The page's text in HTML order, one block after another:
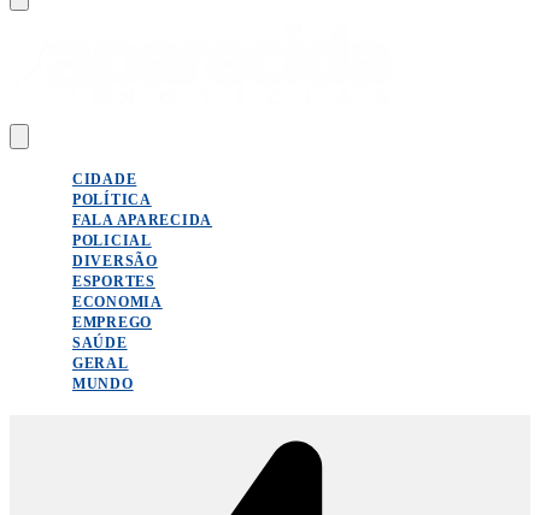
CIDADE
POLÍTICA
FALA APARECIDA
POLICIAL
DIVERSÃO
ESPORTES
ECONOMIA
EMPREGO
SAÚDE
GERAL
MUNDO